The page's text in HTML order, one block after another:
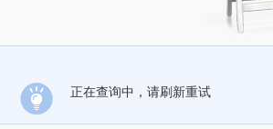
正在查询中，请刷新重试